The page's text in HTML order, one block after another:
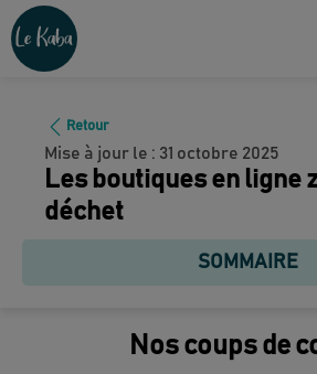
Retour
Mise à jour le : 31 octobre 2025
Les boutiques en ligne
déchet
SOMMAIRE
Nos coups de